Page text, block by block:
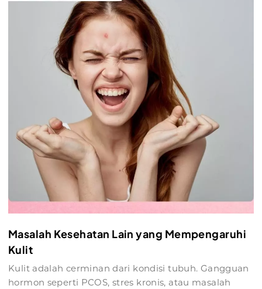
Masalah Kesehatan Lain yang Mempengaruhi
Kulit
Kulit adalah cerminan dari kondisi tubuh. Gangguan
hormon seperti PCOS, stres kronis, atau masalah